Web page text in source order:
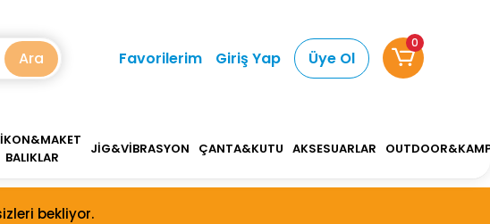
bekliyor.
Ara Favorilerim Giriş Yap Üye Ol
0
BALIKLAR
JİG&VİBRASYON ÇANTA&KUTU AKSESUARLAR